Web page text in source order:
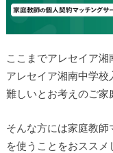
ここまでアレセイア湘
アレセイア湘南中学
難しいとお考えのご家
そんな方には家庭教
を使うことをおススメ